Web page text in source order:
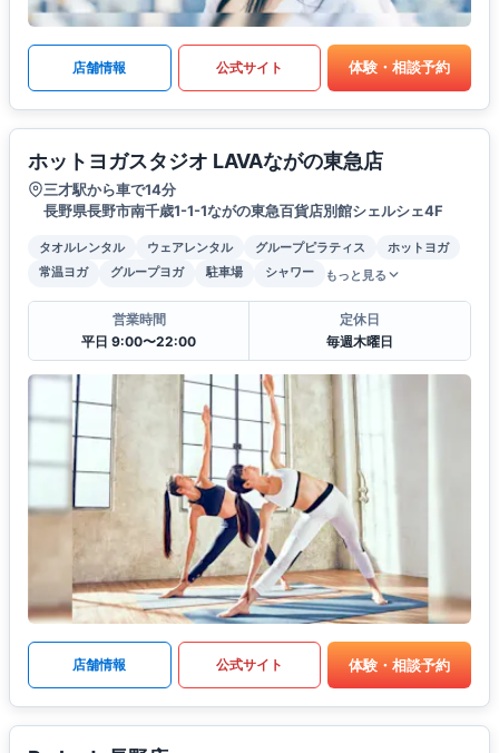
店舗情報 公式サイト 体験・相談予約
ホットヨガスタジオ LAVAながの東急店
三才駅から車で14分
長野県長野市南千歳1-1-1ながの東急百貨店別館シェルシェ4F
タオルレンタル ウェアレンタル グループピラティス
ホットヨガ
常温ヨガ
グループヨガ 駐車場 シャワー もっと見る
営業時間
平日 9:00〜22:00
定休日
毎週木曜日
店舗情報 公式サイト 体験・相談予約